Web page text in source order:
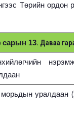
Төрийн ордон руу
сарын 13. Даваа гараг
нэрэмжит
уралдаан (22-